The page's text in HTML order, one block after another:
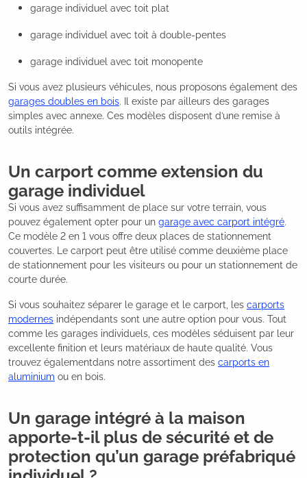
garage individuel avec toit plat
garage individuel avec toit à double-pentes
garage individuel avec toit monopente
Si vous avez plusieurs véhicules, nous proposons également des
garages doubles en bois. Il existe par ailleurs des garages
simples avec annexe. Ces modèles disposent d’une remise à
outils intégrée.
Un carport comme extension du
garage individuel
Si vous avez suffisamment de place sur votre terrain, vous
pouvez également opter pour un garage avec carport intégré.
Ce modèle 2 en 1 vous offre deux places de stationnement
couvertes. Le carport peut être utilisé comme deuxième place
de stationnement pour les visiteurs ou pour un stationnement de
courte durée.
Si vous souhaitez séparer le garage et le carport, les carports
modernes indépendants sont une autre option pour vous. Tout
comme les garages individuels, ces modèles séduisent par leur
excellente finition et leurs matériaux de haute qualité. Vous
trouvez égalementdans notre assortiment des carports en
aluminium ou en bois.
Un garage intégré à la maison
apporte-t-il plus de sécurité et de
protection qu’un garage préfabriqué